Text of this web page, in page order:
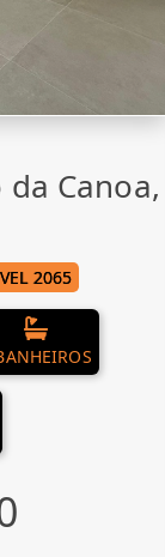
da Canoa,
2065